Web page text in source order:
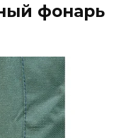
фонарь